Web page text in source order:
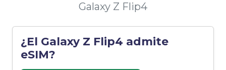
Galaxy Z Flip4
¿El Galaxy Z Flip4 admite
eSIM?